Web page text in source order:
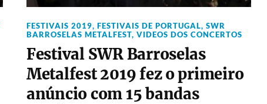
FESTIVAIS 2019, FESTIVAIS DE PORTUGAL, SWR
BARROSELAS METALFEST, VIDEOS DOS CONCERTOS
Festival SWR Barroselas
Metalfest 2019 fez o primeiro
anúncio com 15 bandas